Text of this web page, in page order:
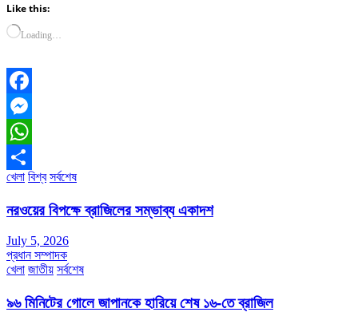
Like this:
Loading…
Facebook
Messenger
WhatsApp
Share
খেলা বিশ্ব সর্বশেষ
নরওয়ের বিপক্ষে ব্রাজিলের সম্ভাব্য একাদশ
July 5, 2026
প্রধান সম্পাদক
খেলা জাতীয় সর্বশেষ
৯৬ মিনিটের গোলে জাপানকে হারিয়ে শেষ ১৬-তে ব্রাজিল